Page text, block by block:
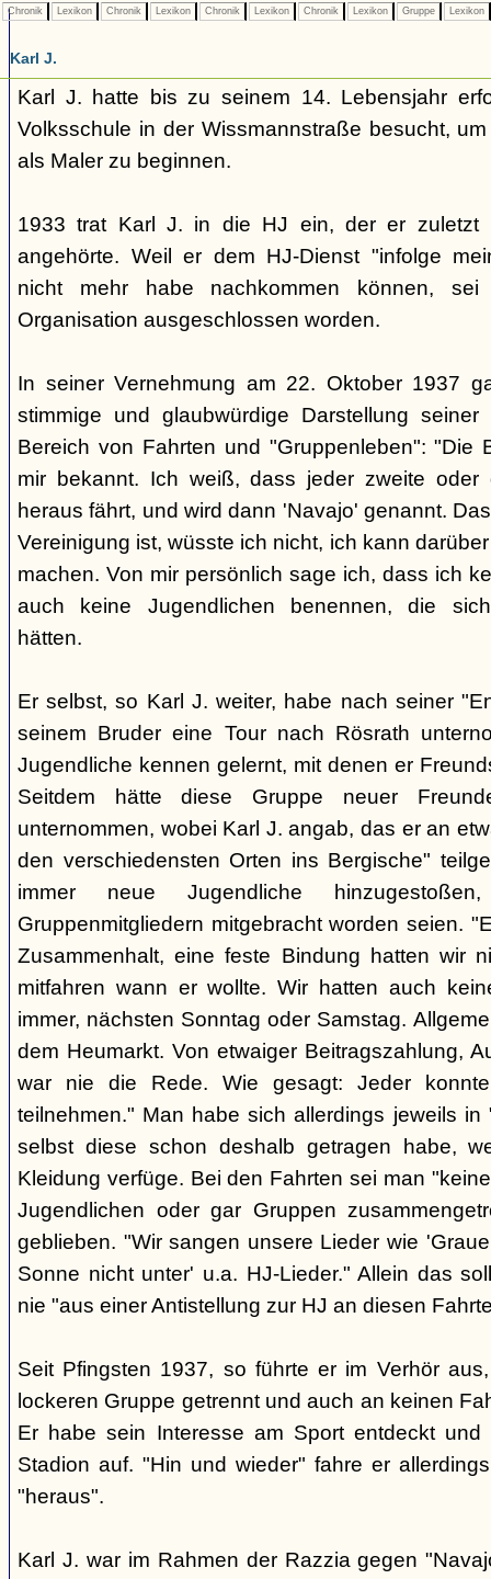
Chronik Lexikon Chronik Lexikon Chronik Lexikon Chronik Lexikon Gruppe Lexikon
Karl J.
Karl J. hatte bis zu seinem 14. Lebensjahr
Volksschule in der Wissmannstraße besucht,
als Maler zu beginnen.
1933 trat Karl J. in die HJ ein, der er zuletzt
angehörte. Weil er dem HJ-Dienst "infolge
nicht mehr habe nachkommen können,
Organisation ausgeschlossen worden.
In seiner Vernehmung am 22. Oktober 1937
stimmige und glaubwürdige Darstellung seiner
Bereich von Fahrten und "Gruppenleben": "Die
mir bekannt. Ich weiß, dass jeder zweite
heraus fährt, und wird dann 'Navajo' genannt.
Vereinigung ist, wüsste ich nicht, ich kann
machen. Von mir persönlich sage ich, dass ich
auch keine Jugendlichen benennen, die sich
hätten.
Er selbst, so Karl J. weiter, habe nach seiner
seinem Bruder eine Tour nach Rösrath
Jugendliche kennen gelernt, mit denen er
Seitdem hätte diese Gruppe neuer
unternommen, wobei Karl J. angab, das er an
den verschiedensten Orten ins Bergische"
immer neue Jugendliche
Gruppenmitgliedern mitgebracht worden seien.
Zusammenhalt, eine feste Bindung hatten wir
mitfahren wann er wollte. Wir hatten auch
immer, nächsten Sonntag oder Samstag.
dem Heumarkt. Von etwaiger Beitragszahlung,
war nie die Rede. Wie gesagt: Jeder
teilnehmen." Man habe sich allerdings jeweils in
selbst diese schon deshalb getragen habe,
Kleidung verfüge. Bei den Fahrten sei man
Jugendlichen oder gar Gruppen
geblieben. "Wir sangen unsere Lieder wie
Sonne nicht unter' u.a. HJ-Lieder." Allein das
nie "aus einer Antistellung zur HJ an diesen
Seit Pfingsten 1937, so führte er im Verhör
lockeren Gruppe getrennt und auch an keinen
Er habe sein Interesse am Sport entdeckt
Stadion auf. "Hin und wieder" fahre er
"heraus".
Karl J. war im Rahmen der Razzia gegen